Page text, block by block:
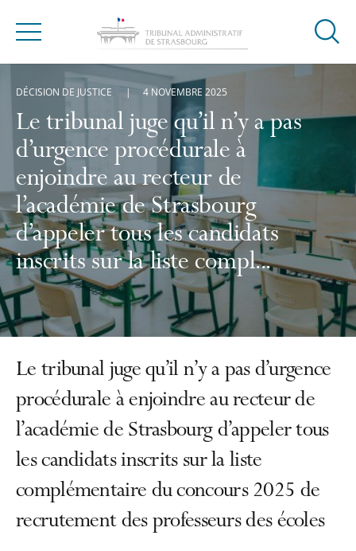
Menu
Ouvrir
Le tribunal juge qu’il n’y a pas
d’urgence procédurale à
enjoindre au recteur de
l’académie de Strasbourg
d’appeler tous les candidats
inscrits sur la liste compl...
DÉCISION DE JUSTICE 4 NOVEMBRE 2025
Le tribunal juge qu’il n’y a pas d’urgence
procédurale à enjoindre au recteur de
l’académie de Strasbourg d’appeler tous
les candidats inscrits sur la liste
complémentaire du concours 2025 de
recrutement des professeurs des écoles